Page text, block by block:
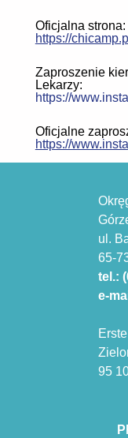
Oficjalna strona:
https://
Zaproszenie
Lekarzy:
https://
Oficjalne
https://
ul.
65-
tel.:
e-
95